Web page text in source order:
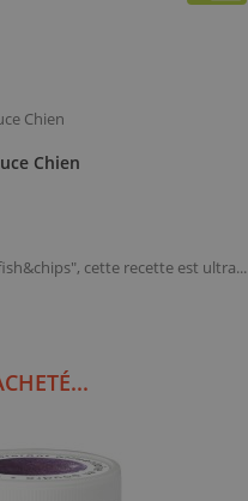
Chien
cette recette est ultra...